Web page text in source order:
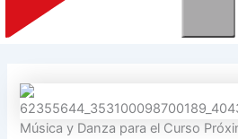
Música y Danza para el Curso